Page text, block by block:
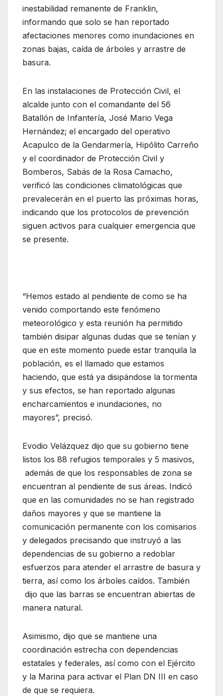
inestabilidad remanente de Franklin,
informando que solo se han reportado
afectaciones menores como inundaciones en
zonas bajas, caída de árboles y arrastre de
basura.
En las instalaciones de Protección Civil, el
alcalde junto con el comandante del 56
Batallón de Infantería, José Mario Vega
Hernández; el encargado del operativo
Acapulco de la Gendarmería, Hipólito Carreño
y el coordinador de Protección Civil y
Bomberos, Sabás de la Rosa Camacho,
verificó las condiciones climatológicas que
prevalecerán en el puerto las próximas horas,
indicando que los protocolos de prevención
siguen activos para cualquier emergencia que
se presente.
“Hemos estado al pendiente de como se ha
venido comportando este fenómeno
meteorológico y esta reunión ha permitido
también disipar algunas dudas que se tenían y
que en este momento puede estar tranquila la
población, es el llamado que estamos
haciendo, que está ya disipándose la tormenta
y sus efectos, se han reportado algunas
encharcamientos e inundaciones, no
mayores”, precisó.
Evodio Velázquez dijo que su gobierno tiene
listos los 88 refugios temporales y 5 masivos,
además de que los responsables de zona se
encuentran al pendiente de sus áreas. Indicó
que en las comunidades no se han registrado
daños mayores y que se mantiene la
comunicación permanente con los comisarios
y delegados precisando que instruyó a las
dependencias de su gobierno a redoblar
esfuerzos para atender el arrastre de basura y
tierra, así como los árboles caídos. También
dijo que las barras se encuentran abiertas de
manera natural.
Asimismo, dijo que se mantiene una
coordinación estrecha con dependencias
estatales y federales, así como con el Ejército
y la Marina para activar el Plan DN III en caso
de que se requiera.